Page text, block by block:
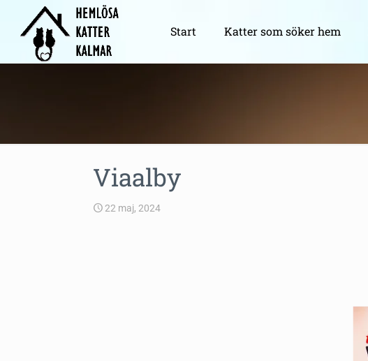
Start Katter som söker hem
Viaalby
22 maj, 2024